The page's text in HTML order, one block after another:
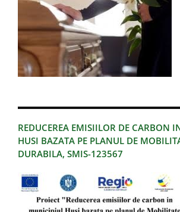
REDUCEREA EMISIILOR DE CARBON
HUSI BAZATA PE PLANUL DE
DURABILA, SMIS-123567